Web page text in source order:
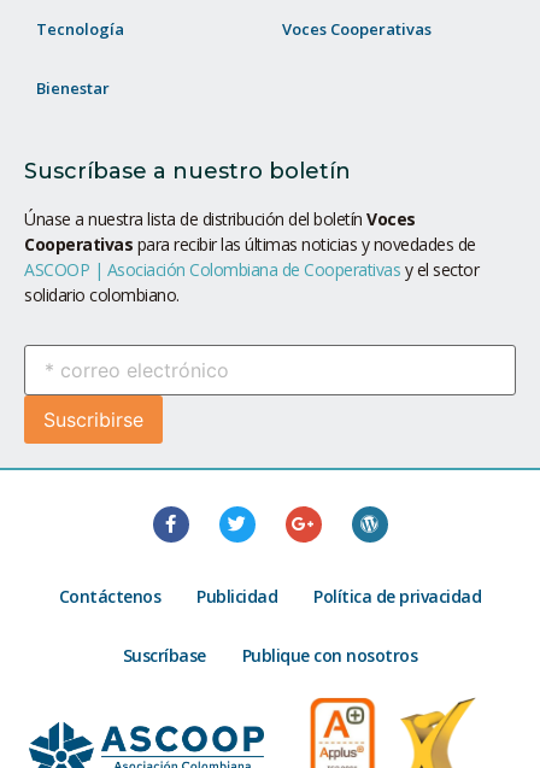
Tecnología
Bienestar
Voces Cooperativas
Suscríbase a nuestro boletín
Únase a nuestra lista de distribución del boletín Voces
Cooperativas para recibir las últimas noticias y novedades de
ASCOOP | Asociación Colombiana de Cooperativas y el sector
solidario colombiano.
Contáctenos Publicidad Política de privacidad
Suscríbase Publique con nosotros